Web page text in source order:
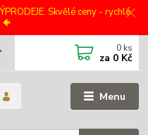
Skvělé ceny - rychlé
Menu
0 ks
za 0 Kč